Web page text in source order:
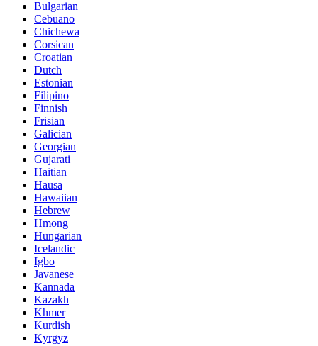
Bulgarian
Cebuano
Chichewa
Corsican
Croatian
Dutch
Estonian
Filipino
Finnish
Frisian
Galician
Georgian
Gujarati
Haitian
Hausa
Hawaiian
Hebrew
Hmong
Hungarian
Icelandic
Igbo
Javanese
Kannada
Kazakh
Khmer
Kurdish
Kyrgyz